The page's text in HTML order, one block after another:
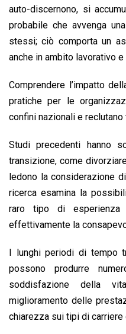
auto-discernono, si
probabile che avvenga
stessi; ciò comporta un
anche in ambito lavorativo e
Comprendere l’impatto
pratiche per le
confini nazionali e
Studi precedenti hanno
transizione, come
ledono la considerazione
ricerca esamina la
raro tipo di esperienza
effettivamente la
I lunghi periodi di tempo
possono produrre
soddisfazione della
miglioramento delle
chiarezza sui tipi di